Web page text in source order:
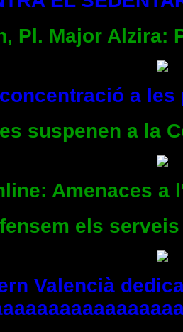
Pl. Major Alzira:
a
suspenen a la
Amenaces a
els
Valencià